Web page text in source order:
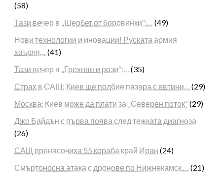
(58)
Тази вечер в „Шербет от боровинки“:… (49)
Нови технологии и иновации! Руската армия
хвърля… (41)
Тази вечер в „Грехове и рози“:… (35)
Страх в САЩ: Киев ще подбие пазара с евтини… (29)
Москва: Киев може да плати за „Северен поток“ (29)
Джо Байдън с първа поява след тежката диагноза
(26)
САЩ пренасочиха 55 кораба край Иран (24)
Смъртоносна атака с дронове по Нижнекамск,… (21)